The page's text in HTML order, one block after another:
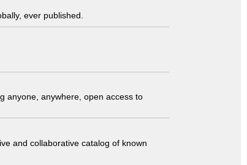
ever published.
anyone, anywhere, open access to
and collaborative catalog of known